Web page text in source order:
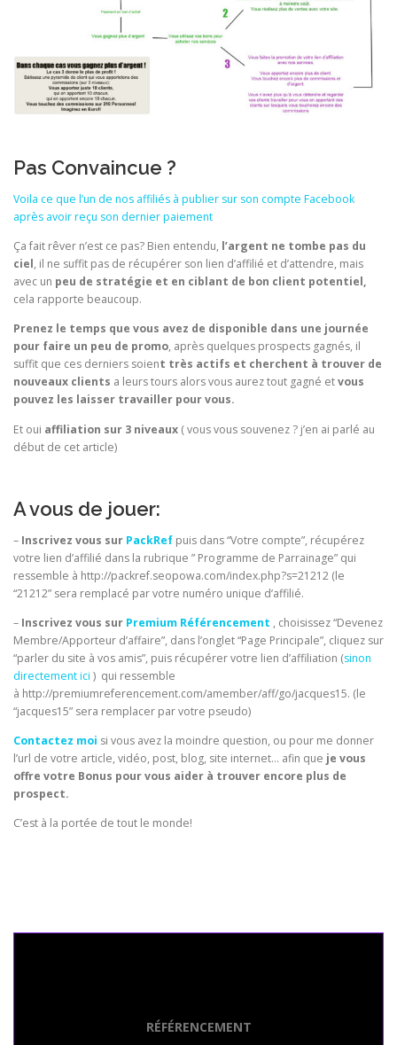
Pas Convaincue ?
Voila ce que l’un de nos affiliés à publier sur son compte Facebook
après avoir reçu son dernier paiement
Ça fait rêver n’est ce pas? Bien entendu, l’argent ne tombe pas du
ciel, il ne suffit pas de récupérer son lien d’affilié et d’attendre, mais
avec un peu de stratégie et en ciblant de bon client potentiel,
cela rapporte beaucoup.
Prenez le temps que vous avez de disponible dans une journée
pour faire un peu de promo, après quelques prospects gagnés, il
suffit que ces derniers soient très actifs et cherchent à trouver de
nouveaux clients a leurs tours alors vous aurez tout gagné etvous
pouvez les laisser travailler pour vous.
Et oui affiliation sur 3 niveaux ( vous vous souvenez ? j’en ai parlé au
début de cet article)
A vous de jouer:
– Inscrivez vous sur PackRef puis dans “Votre compte”, récupérez
votre lien d’affilié dans la rubrique ” Programme de Parrainage” qui
ressemble à http://packref.seopowa.com/index.php?s=21212 (le
“21212” sera remplacé par votre numéro unique d’affilié.
– Inscrivez vous sur Premium Référencement , choisissez “Devenez
Membre/Apporteur d’affaire”, dans l’onglet “Page Principale”, cliquez sur
“parler du site à vos amis”, puis récupérer votre lien d’affiliation (sinon
directement ici ) qui ressemble
à http://premiumreferencement.com/amember/aff/go/jacques15. (le
“jacques15” sera remplacer par votre pseudo)
Contactez moi si vous avez la moindre question, ou pour me donner
l’url de votre article, vidéo, post, blog, site internet… afin que je vous
offre votre Bonus pour vous aider à trouver encore plus de
prospect.
C’est à la portée de tout le monde!
RÉFÉRENCEMENT